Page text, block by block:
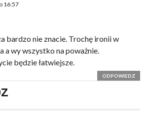
16:57
bardzo nie znacie. Trochę ironii w
a wy wszystko na poważnie.
będzie łatwiejsze.
ODPOWIEDZ